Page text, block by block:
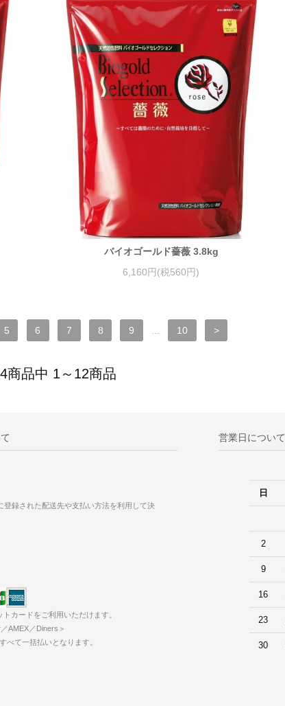
バイオゴールド薔薇 3.8kg
6,160円(税560円)
5 6 7 8 9 10 >
商品中 1～12商品
登録された配送先や支払い方法を利用して決
トカードをご利用いただけます。
AMEX／Diners＞
べて一括払いとなります。
営業日について
日
2
9
16
23
30